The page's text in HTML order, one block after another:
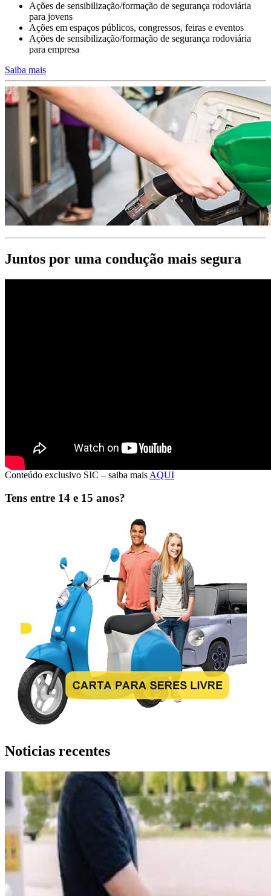
Conduzir em trabalho ou para o trabalho
A formação dos condutores da sua empresa deve integrar planos de
formação
e objetivos diferenciados consoante a finalidade da utilização da
viatura de serviço.
Condutores profissionais permanentes de elevada exposição ao
risco
ou condutores pendulares e de viaturas de função.
>>>
Ações de sensibilização/formação de segurança rodoviária
para jovens
Ações em espaços públicos, congressos, feiras e eventos
Ações de sensibilização/formação de segurança rodoviária
para empresa
Saiba mais
Juntos por uma condução mais segura
Conteúdo exclusivo SIC – saiba mais AQUI
Tens entre 14 e 15 anos?
Noticias recentes